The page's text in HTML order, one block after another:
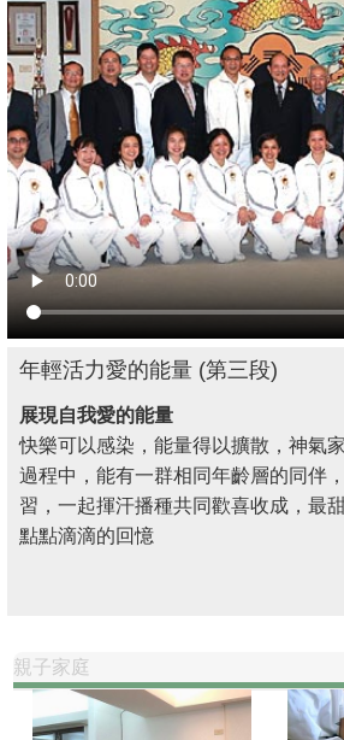
年輕活力愛的能量 (第三段)
展現自我愛的能量
快樂可以感染，能量得以擴散，神氣
過程中，能有一群相同年齡層的同伴
習，一起揮汗播種共同歡喜收成，最
點點滴滴的回憶
親子家庭